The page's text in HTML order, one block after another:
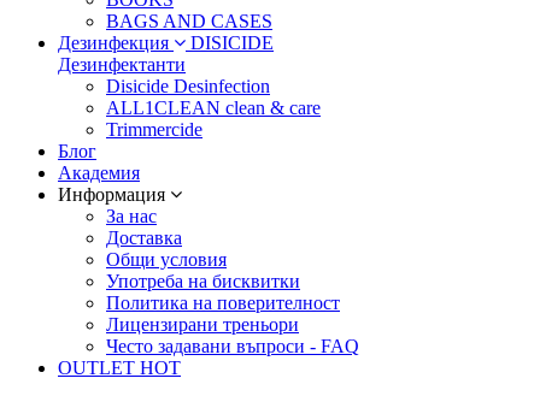
BAGS AND CASES
Дезинфекция
DISICIDE
Дезинфектанти
Disicide Desinfection
ALL1CLEAN clean & care
Trimmercide
Блог
Академия
Информация
За нас
Доставка
Общи условия
Употреба на бисквитки
Политика на поверителност
Лицензирани треньори
Често задавани въпроси - FAQ
OUTLET HOT